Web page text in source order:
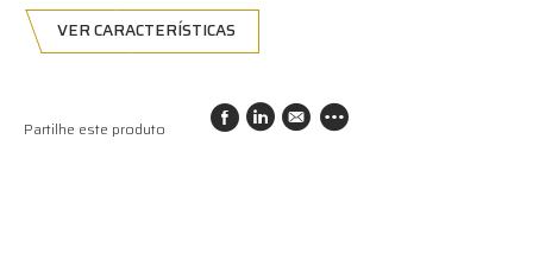
VER CARACTERÍSTICAS
Partilhe este produto